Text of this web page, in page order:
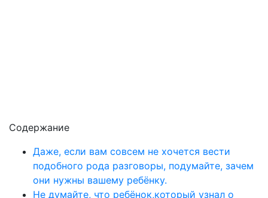
Содержание
Даже, если вам совсем не хочется вести
подобного рода разговоры, подумайте, зачем
они нужны вашему ребёнку.
Не думайте, что ребёнок,который узнал о